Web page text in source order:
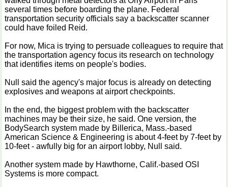
several times before boarding the plane. Federal
transportation security officials say a backscatter scanner
could have foiled Reid.
For now, Mica is trying to persuade colleagues to require that
the transportation agency focus its research on technology
that identifies items on people's bodies.
Null said the agency's major focus is already on detecting
explosives and weapons at airport checkpoints.
In the end, the biggest problem with the backscatter
machines may be their size, he said. One version, the
BodySearch system made by Billerica, Mass.-based
American Science & Engineering is about 4-feet by 7-feet by
10-feet - awfully big for an airport lobby, Null said.
Another system made by Hawthorne, Calif.-based OSI
Systems is more compact.